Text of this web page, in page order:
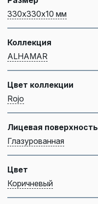
330х330х10 мм
Коллекция
ALHAMAR
Цвет коллекции
Rojo
Лицевая поверхность
Глазурованная
Цвет
Коричневый